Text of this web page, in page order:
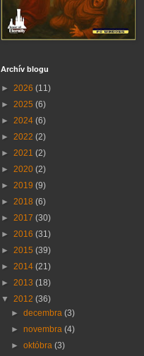
Archív blogu
► 2026 (11)
► 2025 (6)
► 2024 (6)
► 2022 (2)
► 2021 (2)
► 2020 (2)
► 2019 (9)
► 2018 (6)
► 2017 (30)
► 2016 (31)
► 2015 (39)
► 2014 (21)
► 2013 (18)
▼ 2012 (36)
►decembra(3)
►novembra(4)
►októbra(3)